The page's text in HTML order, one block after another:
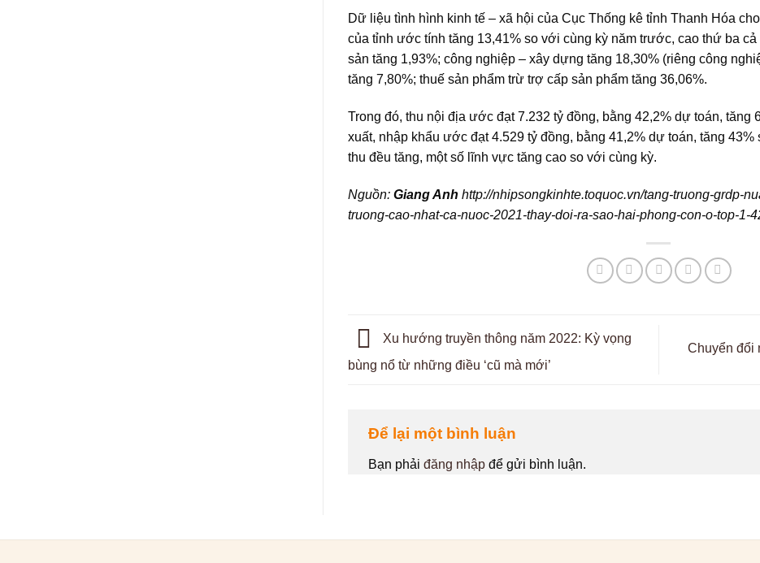
Dữ liệu tình hình kinh tế – xã hội của Cục Thống kê tỉnh Thanh Hóa
của tỉnh ước tính tăng 13,41% so với cùng kỳ năm trước, cao thứ ba
sản tăng 1,93%; công nghiệp – xây dựng tăng 18,30% (riêng công
tăng 7,80%; thuế sản phẩm trừ trợ cấp sản phẩm tăng 36,06%.
Trong đó, thu nội địa ước đạt 7.232 tỷ đồng, bằng 42,2% dự toán, tăng
xuất, nhập khẩu ước đạt 4.529 tỷ đồng, bằng 41,2% dự toán, tăng
thu đều tăng, một số lĩnh vực tăng cao so với cùng kỳ.
Nguồn: Giang Anh http://nhipsongkinhte.toquoc.vn/tang-truong-grdp-
truong-cao-nhat-ca-nuoc-2021-thay-doi-ra-sao-hai-phong-con-o-top-1-
Xu hướng truyền thông năm 2022: Kỳ vọng
bùng nổ từ những điều ‘cũ mà mới’
Chuyển đổi
Để lại một bình luận
Bạn phải đăng nhập để gửi bình luận.